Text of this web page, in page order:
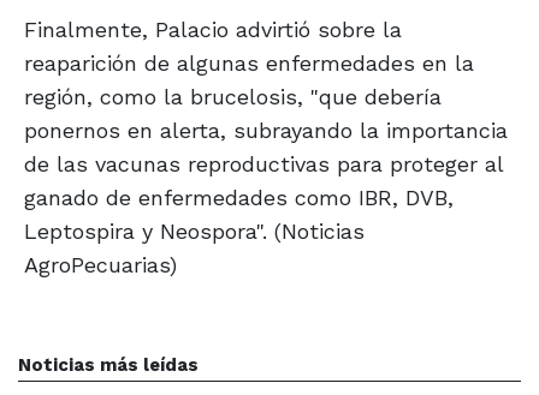
Finalmente, Palacio advirtió sobre la
reaparición de algunas enfermedades en la
región, como la brucelosis, "que debería
ponernos en alerta, subrayando la importancia
de las vacunas reproductivas para proteger al
ganado de enfermedades como IBR, DVB,
Leptospira y Neospora". (Noticias
AgroPecuarias)
Noticias más leídas